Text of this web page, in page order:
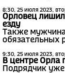
8:30, 25 июля 2023,
Орловец
езду
Также
обязательных
9:30, 25 июля 2023,
В центре Орла
Подрядчик